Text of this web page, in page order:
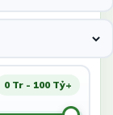
0 Tr - 100 Tỷ+